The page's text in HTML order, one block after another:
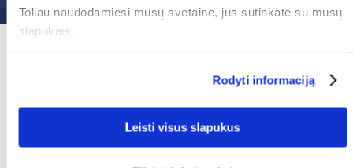
Toliau naudodamiesi mūsų svetaine, jūs sutinkate su mūsų
slapukais.
Rodyti informaciją
Leisti visus slapukus
SKOLŲ IŠIEŠKOJIMO
ADVOKATU
Skolų išieškojimo advokatai turi daugiau išteklių ir